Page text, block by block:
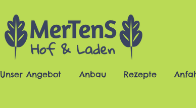
Unser Angebot Anbau Rezepte